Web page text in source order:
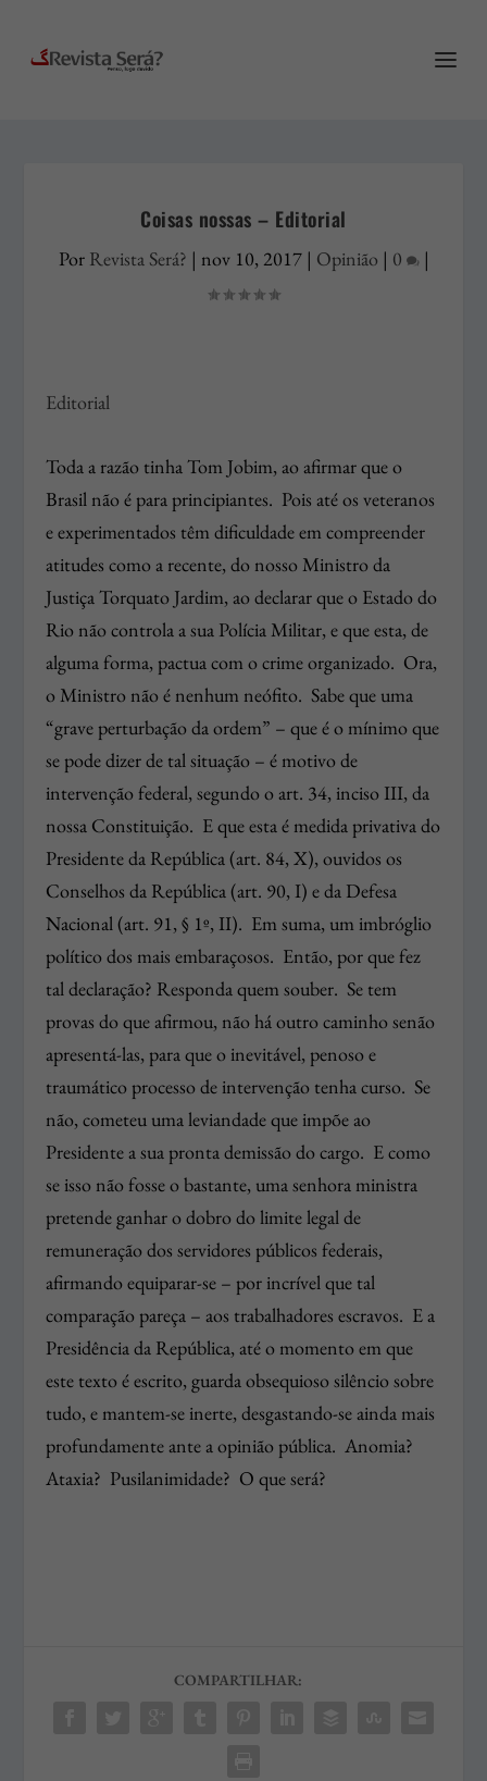
Coisas nossas – Editorial
Por Revista Será? | nov 10, 2017| Opinião | 0 |
Editorial
Toda a razão tinha Tom Jobim, ao afirmar que o
Brasil não é para principiantes. Pois até os veteranos
e experimentados têm dificuldade em compreender
atitudes como a recente, do nosso Ministro da
Justiça Torquato Jardim, ao declarar que o Estado do
Rio não controla a sua Polícia Militar, e que esta, de
alguma forma, pactua com o crime organizado. Ora,
o Ministro não é nenhum neófito. Sabe que uma
“grave perturbação da ordem” – que é o mínimo que
se pode dizer de tal situação – é motivo de
intervenção federal, segundo o art. 34, inciso III, da
nossa Constituição. E que esta é medida privativa do
Presidente da República (art. 84, X), ouvidos os
Conselhos da República (art. 90, I) e da Defesa
Nacional (art. 91, § 1º, II). Em suma, um imbróglio
político dos mais embaraçosos. Então, por que fez
tal declaração? Responda quem souber. Se tem
provas do que afirmou, não há outro caminho senão
apresentá-las, para que o inevitável, penoso e
traumático processo de intervenção tenha curso. Se
não, cometeu uma leviandade que impõe ao
Presidente a sua pronta demissão do cargo. E como
se isso não fosse o bastante, uma senhora ministra
pretende ganhar o dobro do limite legal de
remuneração dos servidores públicos federais,
afirmando equiparar-se – por incrível que tal
comparação pareça – aos trabalhadores escravos. E a
Presidência da República, até o momento em que
este texto é escrito, guarda obsequioso silêncio sobre
tudo, e mantem-se inerte, desgastando-se ainda mais
profundamente ante a opinião pública. Anomia?
Ataxia? Pusilanimidade? O que será?
COMPARTILHAR: